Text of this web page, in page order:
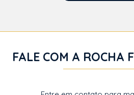
FALE COM A ROCHA